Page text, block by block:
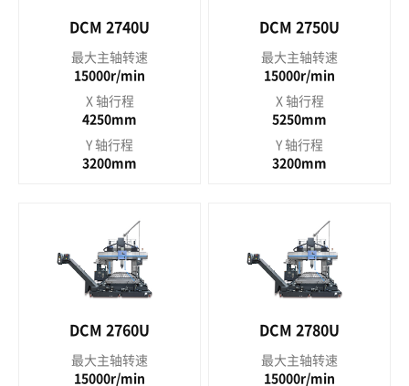
DCM 2740U
最大主轴转速
15000r/min
X 轴行程
4250mm
Y 轴行程
3200mm
DCM 2750U
最大主轴转速
15000r/min
X 轴行程
5250mm
Y 轴行程
3200mm
DCM 2760U
最大主轴转速
15000r/min
DCM 2780U
最大主轴转速
15000r/min